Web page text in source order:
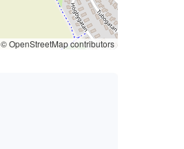
© OpenStreetMap contributors